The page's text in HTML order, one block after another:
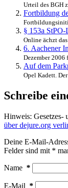
Urteil des BGH
Fortbildung
§ 153a
Online ächzt
6. Aachener
Dezember 2006
Auf dem
Opel Kadett. Der
Schreibe
Hinweis: Gesetzes-
über dejure.org
Deine E-Mail-
Felder sind mit *
Name *
E-Mail *